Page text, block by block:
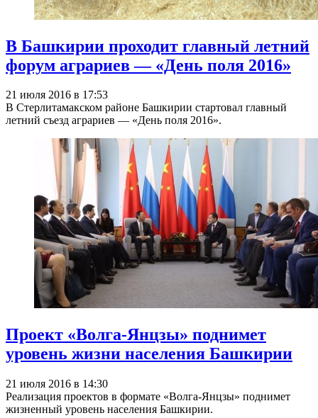
В Башкирии проходит главный летний
форум аграриев — «День поля 2016»
21 июля 2016 в 17:53
В Стерлитамакском районе Башкирии стартовал главный
летний съезд аграриев — «День поля 2016».
Проект «Волга-Янцзы» поднимет
уровень жизни населения Башкирии
21 июля 2016 в 14:30
Реализация проектов в формате «Волга-Янцзы» поднимет
жизненный уровень населения Башкирии.